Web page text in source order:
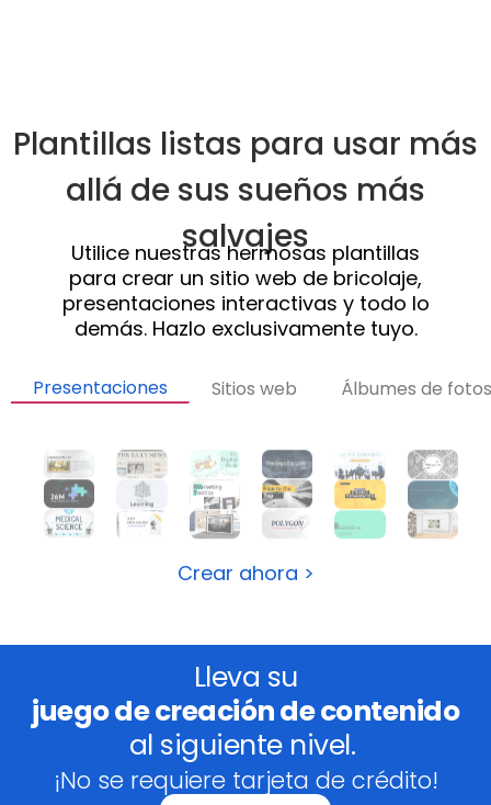
Plantillas listas para usar más
allá de sus sueños más
salvajes
Utilice nuestras hermosas plantillas
para crear un sitio web de bricolaje,
presentaciones interactivas y todo lo
demás. Hazlo exclusivamente tuyo.
Presentaciones Sitios web Álbumes de fotos
Crear ahora >
Lleva su
juego de creación de contenido
al siguiente nivel.
¡No se requiere tarjeta de crédito!